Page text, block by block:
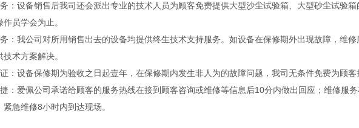
：设备销售后我司还会派出专业的技术人员为顾客免费提供大型沙尘试验箱、大型砂尘试验
员学会为止。
：我公司对所用销售出去的设备均提供终生技术支持服务。如设备在保修期外出现故障，维
术方案解决。
：设备保修期为验收之日起壹年，在保修期内发生非人为的故障问题，我司无条件免费为顾客
：爱佩公司承诺给顾客的服务热线在接到顾客咨询或维修等信息后10分内做出回应；维修服
急维修8小时内到达现场。